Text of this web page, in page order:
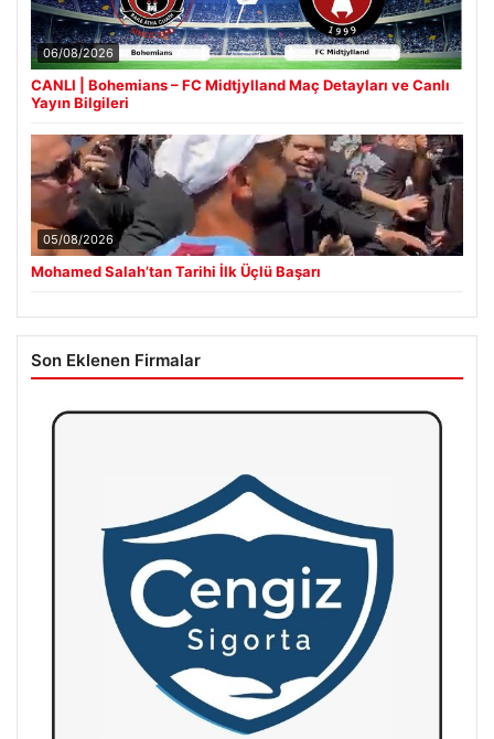
06/08/2026
CANLI | Bohemians – FC Midtjylland Maç Detayları ve Canlı
Yayın Bilgileri
05/08/2026
Mohamed Salah’tan Tarihi İlk Üçlü Başarı
Son Eklenen Firmalar